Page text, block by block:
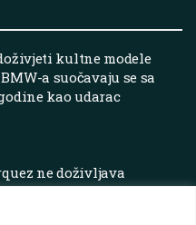
kultne modele
a suočavaju se sa
kao udarac
ne doživljava
svojoj MotoGP borbi s